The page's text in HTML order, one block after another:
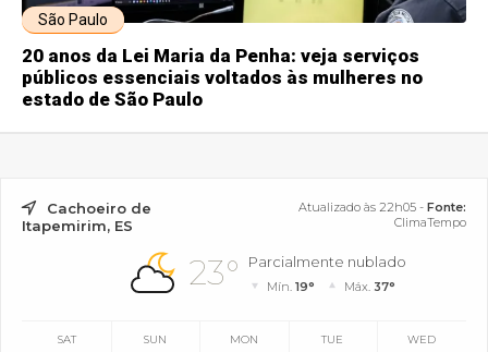
São Paulo
20 anos da Lei Maria da Penha: veja serviços
públicos essenciais voltados às mulheres no
estado de São Paulo
Cachoeiro de
Itapemirim, ES
Atualizado às 22h05 - Fonte:
ClimaTempo
23° Parcialmente nublado
Mín.19° Máx. 37°
SAT SUN MON TUE WED